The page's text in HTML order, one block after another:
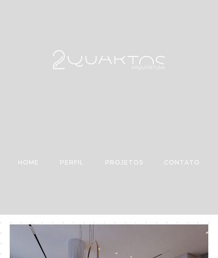
HOME PERFIL PROJETOS CONTATO